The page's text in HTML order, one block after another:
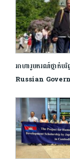
អាហារូបករណ៍ថ្នាក់ប
Russian